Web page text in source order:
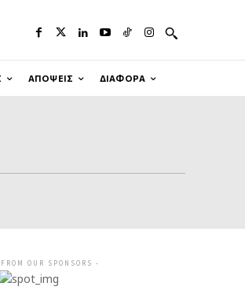
ΑΠΟΨΕΙΣ ΔΙΑΦΟΡΑ
OUR SPONSORS -